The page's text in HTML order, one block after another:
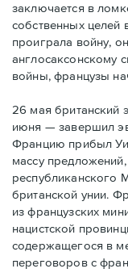
заключается в
собственных целей
проиграла войну,
англосаксонскому
войны, французы
26 мая британский
июня — завершил
Францию прибыл
массу
республиканского
британской унии.
из французских
нацистской
содержащегося в
переговоров с